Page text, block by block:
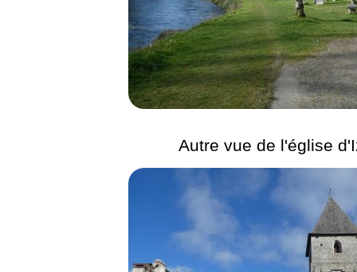
Autre vue de l'église